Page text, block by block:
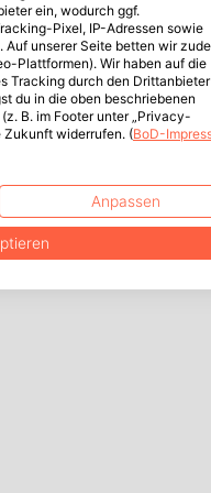
ein, wodurch ggf.
Pixel, IP-Adressen sowie
unserer Seite betten wir
Plattformen). Wir haben auf die
Tracking durch den Drittanbieter
du in die oben beschriebenen
B. im Footer unter „Privacy-
Zukunft widerrufen. (BoD-
Anpassen